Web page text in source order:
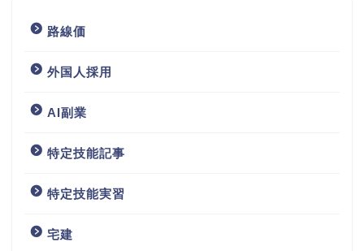
路線価
外国人採用
AI副業
特定技能記事
特定技能実習
宅建